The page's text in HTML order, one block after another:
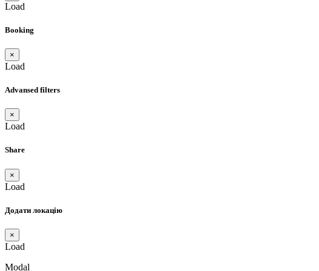
Load
Booking
×
Load
Advansed filters
×
Load
Share
×
Load
Додати локацію
×
Load
Modal